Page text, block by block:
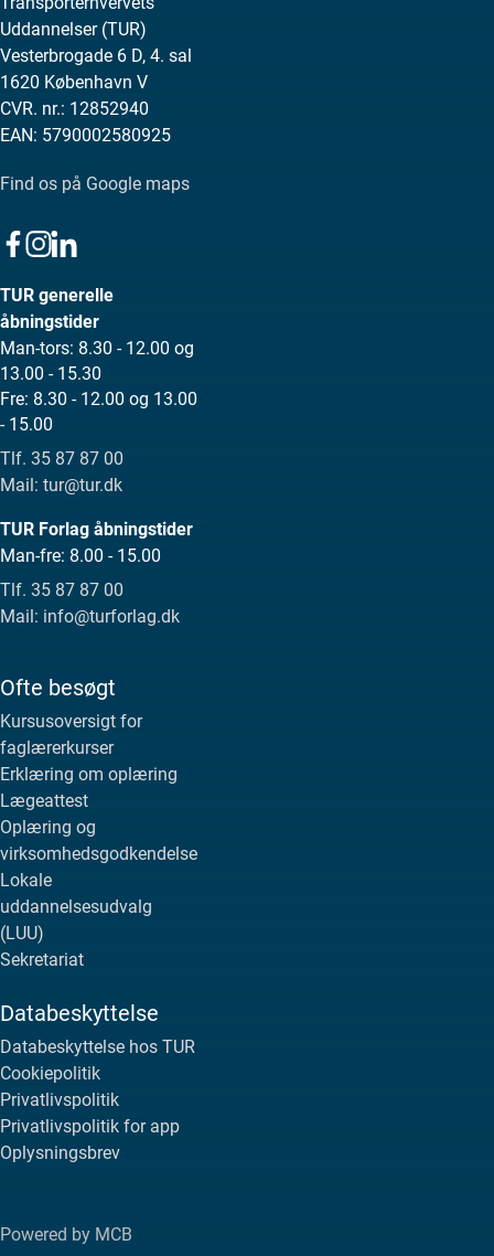
Uddannelser (TUR)
Vesterbrogade 6 D, 4. sal
1620 København V
CVR. nr.: 12852940
EAN: 5790002580925
Find os på Google maps
TUR generelle
åbningstider
Man-tors: 8.30 - 12.00 og
13.00 - 15.30
Fre: 8.30 - 12.00 og 13.00
- 15.00
Tlf. 35 87 87 00
Mail: tur@tur.dk
TUR Forlag åbningstider
Man-fre: 8.00 - 15.00
Tlf. 35 87 87 00
Mail: info@turforlag.dk
Ofte besøgt
Kursusoversigt for
faglærerkurser
Erklæring om oplæring
Lægeattest
Oplæring og
virksomhedsgodkendelse
Lokale
uddannelsesudvalg
(LUU)
Sekretariat
Databeskyttelse
Databeskyttelse hos TUR
Cookiepolitik
Privatlivspolitik
Privatlivspolitik for app
Oplysningsbrev
Powered by MCB